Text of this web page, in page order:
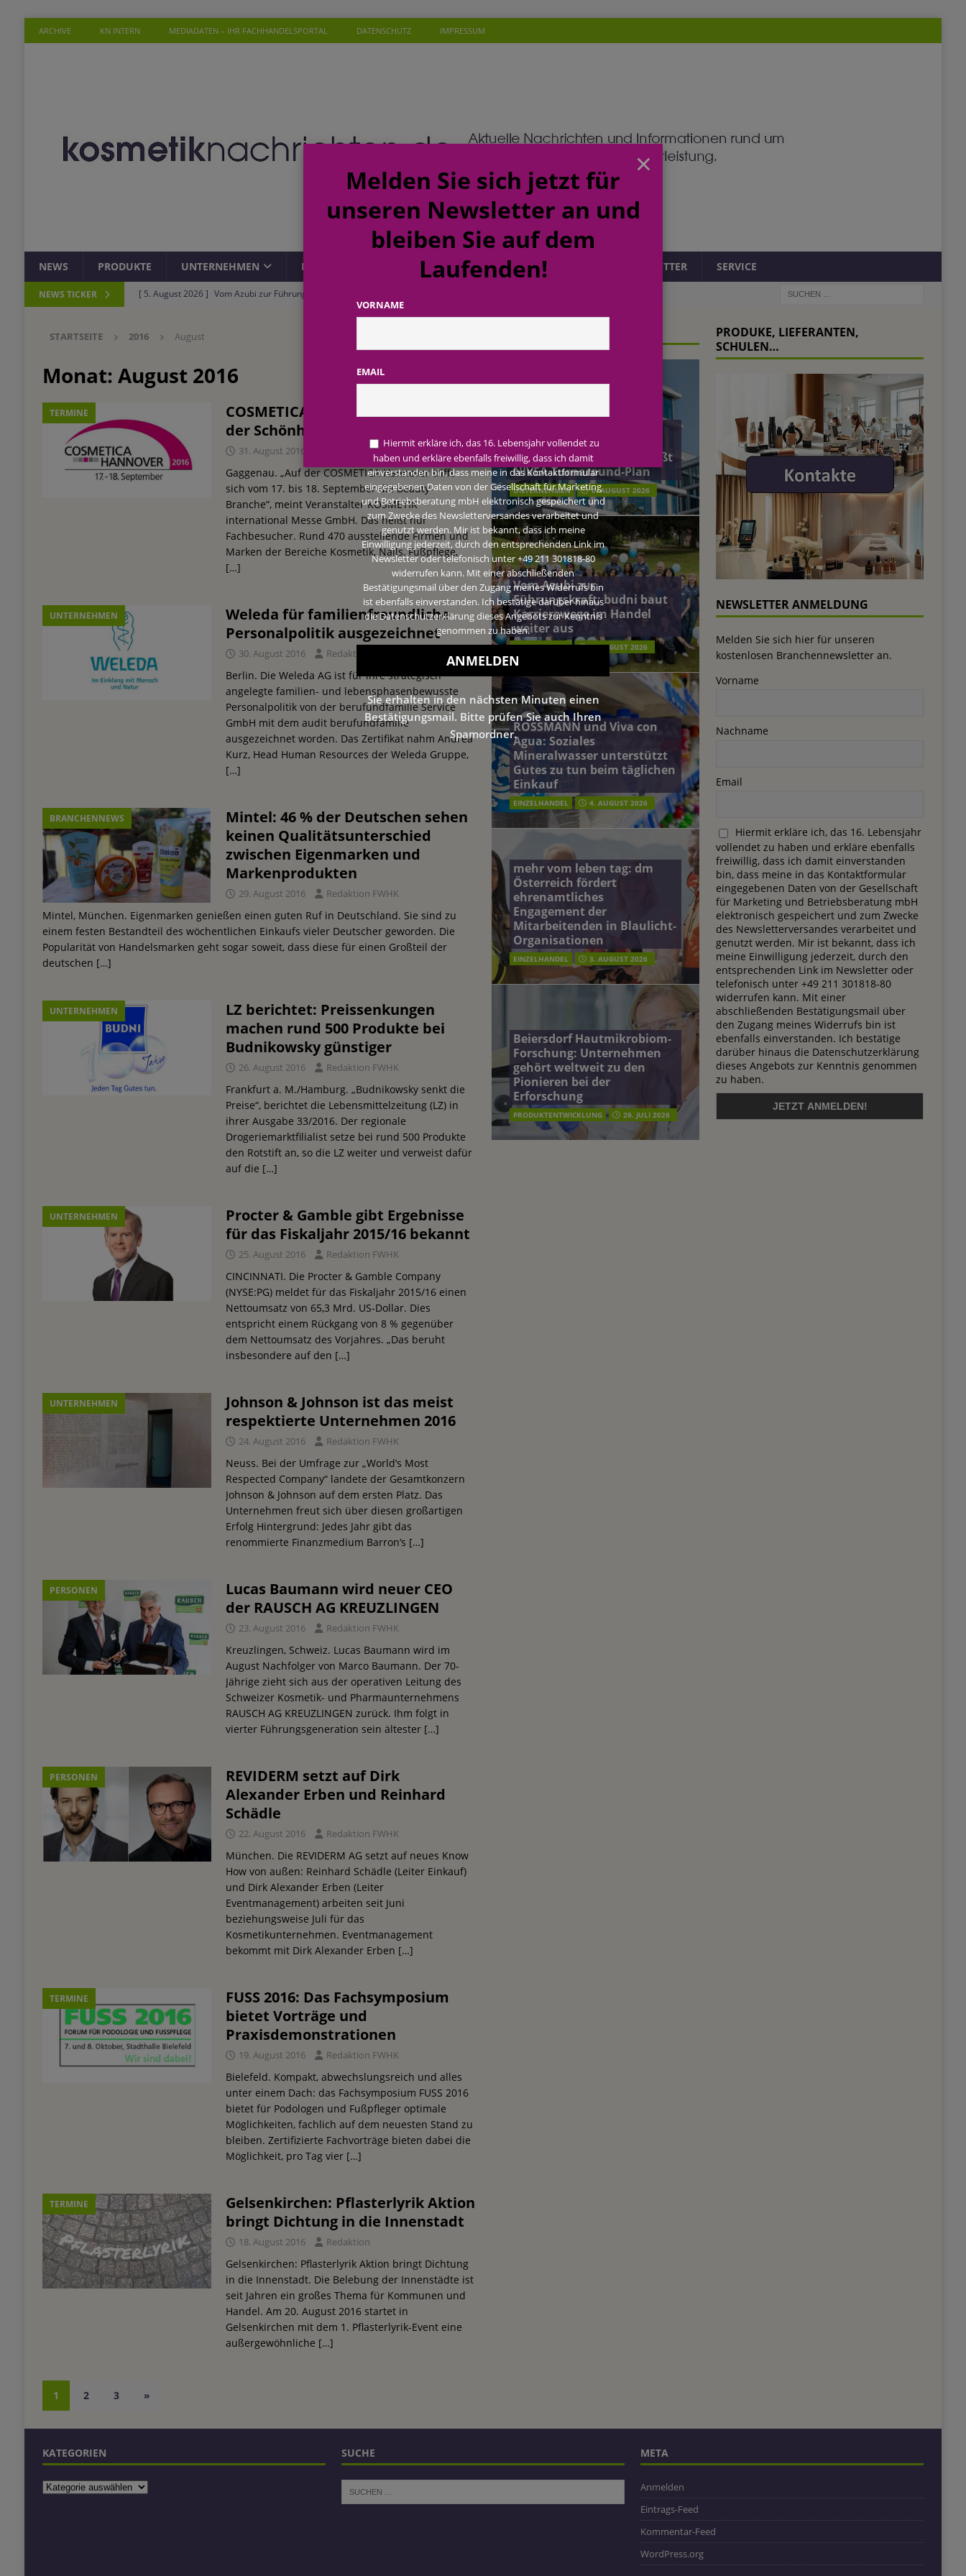
ARCHIVE KN INTERN MEDIADATEN – IHR FACHHANDELSPORTAL DATENSCHUTZ IMPRESSUM
NEWS PRODUKTE UNTERNEHMEN PERSONEN TERMINE KOMMENTAR NEWSLETTER SERVICE
NEWS TICKER [ 5. August 2026 ] Vom Azubi zur Führungskraft: budni baut Karrierewege im Handel weiter aus
ROSSMANN und Viva con Agua: Soziales Mineralwasser unterstützt Gutes zu tun beim täglichen
Einkauf
EINZELHANDEL
[ 3. August 2026 ]
mehr vom leben tag: dm Österreich fördert ehrenamtliches Engagement der Mitarbeitenden in
Blaulicht-Organisationen
Beiersdorf Hautmikrobiom-Forschung: Unternehmen gehört weltweit zu den Pionieren bei der
Erforschung
[ 6. August 2026 ]
Beiersdorf Jahresgeschäft 2026: Konzern passt Prognose an und beschließt NIVEA-Turnaround-Plan
STARTSEITE 2016 August
Monat: August 2016
TERMINE
COSMETICA Hannover: Im Zeichen
der Schönheit
31. August 2016 Redaktion FWHK
Gaggenau. „Auf der COSMETICA Hannover trifft
sich vom 17. bis 18. September die Beauty-
Branche“, meint Veranstalter KOSMETIK
international Messe GmbH. Das heißt nur
Fachbesucher. Rund 470 ausstellende Firmen und
Marken der Bereiche Kosmetik, Nails, Fußpflege,
[…]
UNTERNEHMEN
Weleda für familienfreundliche
Personalpolitik ausgezeichnet
30. August 2016 Redaktion FWHK
Berlin. Die Weleda AG ist für ihre strategisch
angelegte familien- und lebensphasenbewusste
Personalpolitik von der berufundfamilie Service
GmbH mit dem audit berufundfamilie
ausgezeichnet worden. Das Zertifikat nahm Andrea
Kurz, Head Human Resources der Weleda Gruppe,
[…]
BRANCHENNEWS
Mintel: 46 % der Deutschen sehen
keinen Qualitätsunterschied
zwischen Eigenmarken und
Markenprodukten
29. August 2016 Redaktion FWHK
Mintel, München. Eigenmarken genießen einen guten Ruf in Deutschland. Sie sind zu
einem festen Bestandteil des wöchentlichen Einkaufs vieler Deutscher geworden. Die
Popularität von Handelsmarken geht sogar soweit, dass diese für einen Großteil der
deutschen […]
UNTERNEHMEN
LZ berichtet: Preissenkungen
machen rund 500 Produkte bei
Budnikowsky günstiger
26. August 2016 Redaktion FWHK
Frankfurt a. M./Hamburg. „Budnikowsky senkt die
Preise“, berichtet die Lebensmittelzeitung (LZ) in
ihrer Ausgabe 33/2016. Der regionale
Drogeriemarktfilialist setze bei rund 500 Produkte
den Rotstift an, so die LZ weiter und verweist dafür
auf die […]
UNTERNEHMEN
Procter & Gamble gibt Ergebnisse
für das Fiskaljahr 2015/16 bekannt
25. August 2016 Redaktion FWHK
CINCINNATI. Die Procter & Gamble Company
(NYSE:PG) meldet für das Fiskaljahr 2015/16 einen
Nettoumsatz von 65,3 Mrd. US-Dollar. Dies
entspricht einem Rückgang von 8 % gegenüber
dem Nettoumsatz des Vorjahres. „Das beruht
insbesondere auf den […]
UNTERNEHMEN
Johnson & Johnson ist das meist
respektierte Unternehmen 2016
24. August 2016 Redaktion FWHK
Neuss. Bei der Umfrage zur „World’s Most
Respected Company“ landete der Gesamtkonzern
Johnson & Johnson auf dem ersten Platz. Das
Unternehmen freut sich über diesen großartigen
Erfolg Hintergrund: Jedes Jahr gibt das
renommierte Finanzmedium Barron‘s […]
PERSONEN
Lucas Baumann wird neuer CEO
der RAUSCH AG KREUZLINGEN
23. August 2016 Redaktion FWHK
Kreuzlingen, Schweiz. Lucas Baumann wird im
August Nachfolger von Marco Baumann. Der 70-
Jährige zieht sich aus der operativen Leitung des
Schweizer Kosmetik- und Pharmaunternehmens
RAUSCH AG KREUZLINGEN zurück. Ihm folgt in
vierter Führungsgeneration sein ältester […]
PERSONEN
REVIDERM setzt auf Dirk
Alexander Erben und Reinhard
Schädle
22. August 2016 Redaktion FWHK
München. Die REVIDERM AG setzt auf neues Know
How von außen: Reinhard Schädle (Leiter Einkauf)
und Dirk Alexander Erben (Leiter
Eventmanagement) arbeiten seit Juni
beziehungsweise Juli für das
Kosmetikunternehmen. Eventmanagement
bekommt mit Dirk Alexander Erben […]
TERMINE
FUSS 2016: Das Fachsymposium
bietet Vorträge und
Praxisdemonstrationen
19. August 2016 Redaktion FWHK
Bielefeld. Kompakt, abwechslungsreich und alles
unter einem Dach: das Fachsymposium FUSS 2016
bietet für Podologen und Fußpfleger optimale
Möglichkeiten, fachlich auf dem neuesten Stand zu
bleiben. Zertifizierte Fachvorträge bieten dabei die
Möglichkeit, pro Tag vier […]
TERMINE
Gelsenkirchen: Pflasterlyrik Aktion
bringt Dichtung in die Innenstadt
18. August 2016 Redaktion
Gelsenkirchen: Pflasterlyrik Aktion bringt Dichtung
in die Innenstadt. Die Belebung der Innenstädte ist
seit Jahren ein großes Thema für Kommunen und
Handel. Am 20. August 2016 startet in
Gelsenkirchen mit dem 1. Pflasterlyrik-Event eine
außergewöhnliche […]
1 2 3 »
2026: Konzern passt
Prognose an und beschließt
NIVEA-Turnaround-Plan
UNTERNEHMEN 6. AUGUST 2026
Vom Azubi zur
Führungskraft: budni baut
Karrierewege im Handel
weiter aus
EINZELHANDEL 5. AUGUST 2026
ROSSMANN und Viva con
Agua: Soziales
Mineralwasser unterstützt
Gutes zu tun beim täglichen
Einkauf
EINZELHANDEL 4. AUGUST 2026
mehr vom leben tag: dm
Österreich fördert
ehrenamtliches
Engagement der
Mitarbeitenden in Blaulicht-
Organisationen
EINZELHANDEL 3. AUGUST 2026
Beiersdorf Hautmikrobiom-
Forschung: Unternehmen
gehört weltweit zu den
Pionieren bei der
Erforschung
PRODUKTENTWICKLUNG 29. JULI 2026
PRODUKE, LIEFERANTEN,
SCHULEN…
NEWSLETTER ANMELDUNG
Melden Sie sich hier für unseren
kostenlosen Branchennewsletter an.
Vorname
Nachname
Email
Hiermit erkläre ich, das 16. Lebensjahr
vollendet zu haben und erkläre ebenfalls
freiwillig, dass ich damit einverstanden
bin, dass meine in das Kontaktformular
eingegebenen Daten von der Gesellschaft
für Marketing und Betriebsberatung mbH
elektronisch gespeichert und zum Zwecke
des Newsletterversandes verarbeitet und
genutzt werden. Mir ist bekannt, dass ich
meine Einwilligung jederzeit, durch den
entsprechenden Link im Newsletter oder
telefonisch unter +49 211 301818-80
widerrufen kann. Mit einer
abschließenden Bestätigungsmail über
den Zugang meines Widerrufs bin ist
ebenfalls einverstanden. Ich bestätige
darüber hinaus die Datenschutzerklärung
dieses Angebots zur Kenntnis genommen
zu haben.
KATEGORIEN SUCHE META
Anmelden
Eintrags-Feed
Kommentar-Feed
WordPress.org
×
Melden Sie sich jetzt für
unseren Newsletter an und
bleiben Sie auf dem
Laufenden!
VORNAME
EMAIL
Hiermit erkläre ich, das 16. Lebensjahr vollendet zu
haben und erkläre ebenfalls freiwillig, dass ich damit
einverstanden bin, dass meine in das Kontaktformular
eingegebenen Daten von der Gesellschaft für Marketing
und Betriebsberatung mbH elektronisch gespeichert und
zum Zwecke des Newsletterversandes verarbeitet und
genutzt werden. Mir ist bekannt, dass ich meine
Einwilligung jederzeit, durch den entsprechenden Link im
Newsletter oder telefonisch unter +49 211 301818-80
widerrufen kann. Mit einer abschließenden
Bestätigungsmail über den Zugang meines Widerrufs bin
ist ebenfalls einverstanden. Ich bestätige darüber hinaus
die Datenschutzerklärung dieses Angebots zur Kenntnis
genommen zu haben.
Sie erhalten in den nächsten Minuten einen
Bestätigungsmail. Bitte prüfen Sie auch Ihren
Spamordner.